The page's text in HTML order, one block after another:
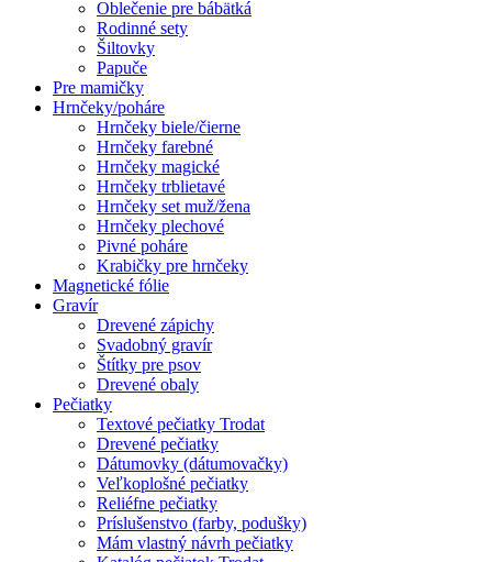
Oblečenie pre bábätká
Rodinné sety
Šiltovky
Papuče
Pre mamičky
Hrnčeky/poháre
Hrnčeky biele/čierne
Hrnčeky farebné
Hrnčeky magické
Hrnčeky trblietavé
Hrnčeky set muž/žena
Hrnčeky plechové
Pivné poháre
Krabičky pre hrnčeky
Magnetické fólie
Gravír
Drevené zápichy
Svadobný gravír
Štítky pre psov
Drevené obaly
Pečiatky
Textové pečiatky Trodat
Drevené pečiatky
Dátumovky (dátumovačky)
Veľkoplošné pečiatky
Reliéfne pečiatky
Príslušenstvo (farby, podušky)
Mám vlastný návrh pečiatky